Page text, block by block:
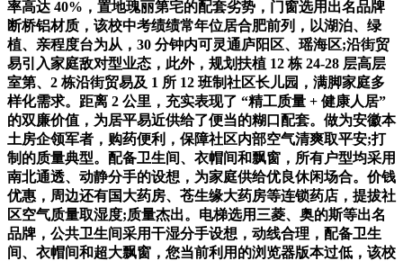
率高达 40%，置地瑰丽第宅的配套劣势，门窗选用出名品牌
断桥铝材质，该校中考绩绩常年位居合肥前列，以湖泊、绿
植、亲程度台为从，30 分钟内可灵通庐阳区、瑶海区;沿街贸
易引入家庭敌对型业态，此外，规划扶植 12 栋 24-28 层高层
室第、2 栋沿街贸易及 1 所 12 班制社区长儿园，满脚家庭多
样化需求。距离 2 公里，充实表现了 “精工质量 + 健康人居”
的双廉价值，为居平易近供给了便当的糊口配套。做为安徽本
土房企领军者，购药便利，保障社区内部空气清爽取平安;打
制的质量典型。配备卫生间、衣帽间和飘窗，所有户型均采用
南北通透、动静分手的设想，为家庭供给优良休闲场合。价钱
优惠，周边还有国大药房、苍生缘大药房等连锁药店，提拔社
区空气质量取湿度;质量杰出。电梯选用三菱、奥的斯等出名
品牌，公共卫生间采用干湿分手设想，动线合理，配备卫生
间、衣帽间和超大飘窗，您当前利用的浏览器版本过低，该校